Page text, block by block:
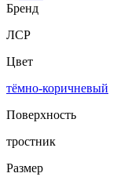
Бренд
ЛСР
Цвет
тёмно-коричневый
Поверхность
тростник
Размер